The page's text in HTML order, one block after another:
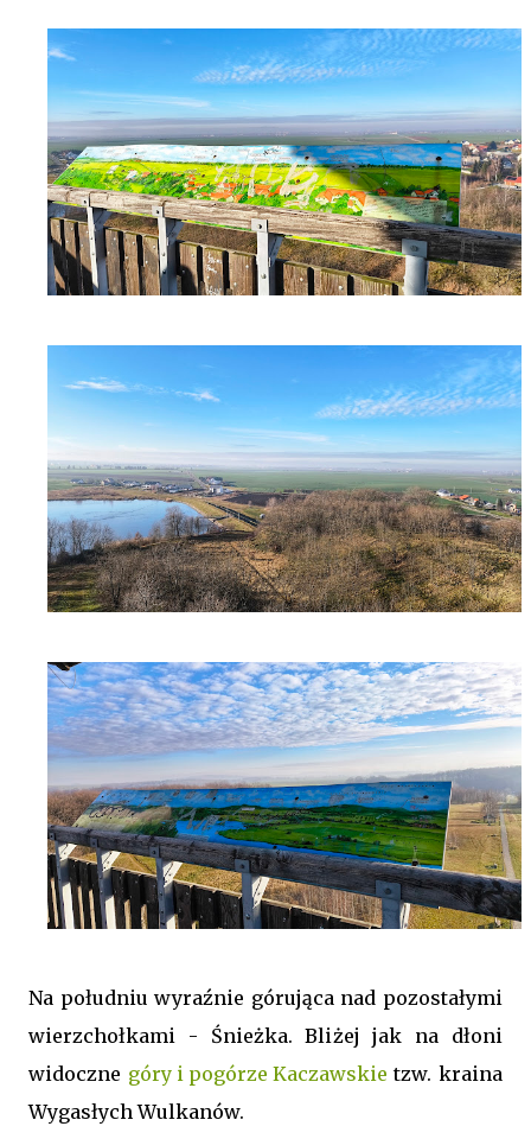
Na południu wyraźnie górująca nad pozostałymi
wierzchołkami - Śnieżka. Bliżej jak na dłoni
widoczne góry i pogórze Kaczawskie tzw. kraina
Wygasłych Wulkanów.